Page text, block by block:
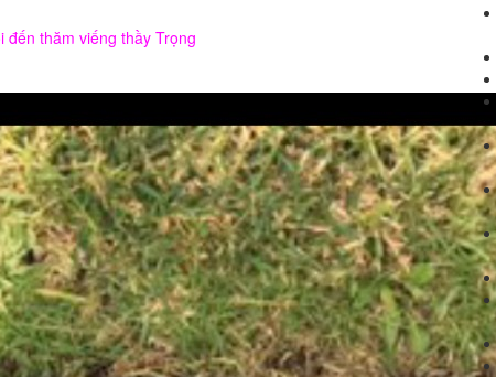
thăm viếng thầy Trọng